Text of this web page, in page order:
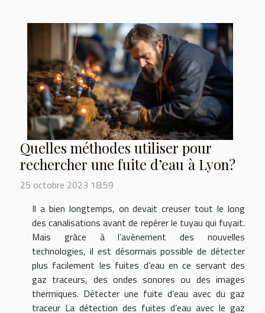
Quelles méthodes utiliser pour
rechercher une fuite d’eau à Lyon?
25 octobre 2023 18:59
Il a bien longtemps, on devait creuser tout le long
des canalisations avant de repérer le tuyau qui fuyait.
Mais grâce à l’avènement des nouvelles
technologies, il est désormais possible de détecter
plus facilement les fuites d’eau en ce servant des
gaz traceurs, des ondes sonores ou des images
thermiques. Détecter une fuite d’eau avec du gaz
traceur La détection des fuites d’eau avec le gaz